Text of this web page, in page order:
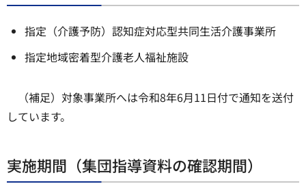
指定（介護予防）認知症対応型共同生活介護事業所
指定地域密着型介護老人福祉施設
（補足）対象事業所へは令和8年6月11日付で通知を送付
しています。
実施期間（集団指導資料の確認期間）